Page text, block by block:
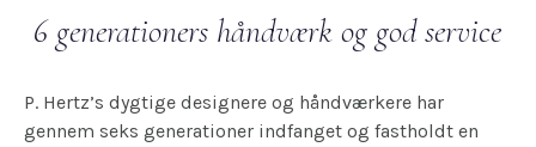
6 generationers håndværk og god service
P. Hertz’s dygtige designere og håndværkere har
gennem seks generationer indfanget og fastholdt en